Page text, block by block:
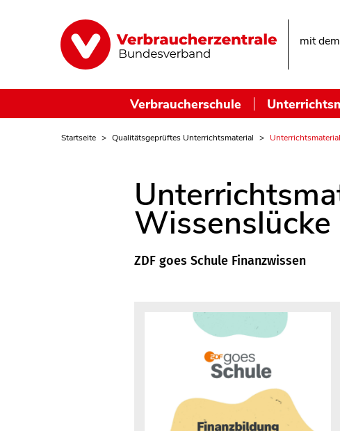
mit
Verbraucherschule
Startseite Qualitätsgeprüftes Unterrichtsmaterial
ZDF goes Schule Finanzwissen